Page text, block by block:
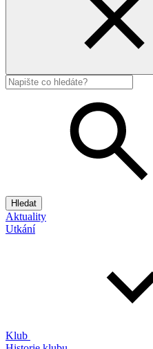
Hledat
Aktuality
Utkání
Klub